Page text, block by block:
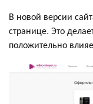
В новой версии
странице. Это
положительно